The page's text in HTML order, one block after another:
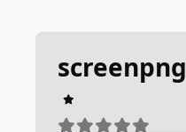
screenpng